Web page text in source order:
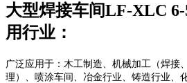
大型焊接车间LF-XLC
用行业：
广泛应用于：木工制造、机械加工（焊接
理）、喷涂车间、冶金行业、铸造行业、